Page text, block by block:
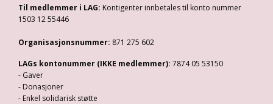
Til medlemmer i LAG: Kontigenter innbetales til konto nummer
1503 12 55446
Organisasjonsnummer: 871 275 602
LAGs kontonummer (IKKE medlemmer): 7874 05 53150
- Gaver
- Donasjoner
- Enkel solidarisk støtte